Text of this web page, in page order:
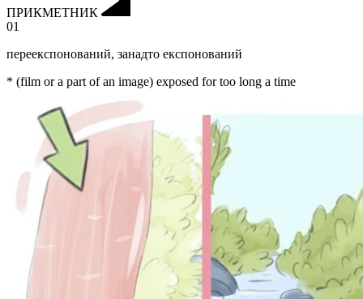
ПРИКМЕТНИК
01
переекспонований, занадто експонований
* (film or a part of an image) exposed for too long a time